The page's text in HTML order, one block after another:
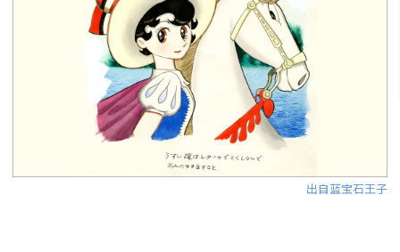
出自蓝宝石王子